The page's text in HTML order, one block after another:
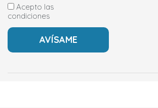
Acepto las
condiciones